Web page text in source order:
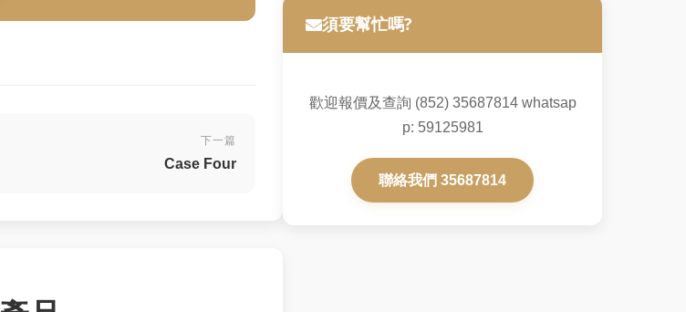
下一篇
Case Four
須要幫忙嗎?
歡迎報價及查詢 (852) 35687814 whatsap
p: 59125981
聯絡我們 35687814